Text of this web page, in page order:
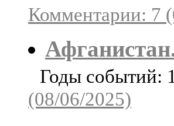
Комментарии: 7
Годы событий:
(08/06/2025)